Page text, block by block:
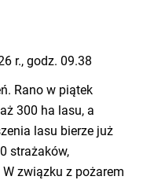
r., godz. 09.38
Rano w piątek
300 ha lasu, a
lasu bierze już
strażaków,
związku z pożarem